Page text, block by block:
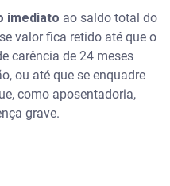
imediato ao saldo total do
valor fica retido até que o
carência de 24 meses
ou até que se enquadre
como aposentadoria,
grave.